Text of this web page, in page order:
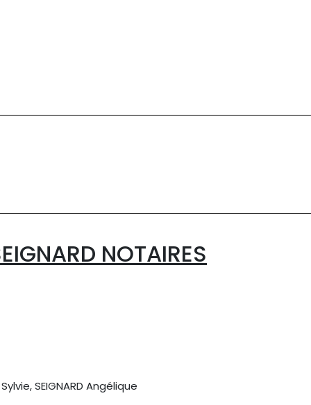
NOTAIRES
SEIGNARD Angélique